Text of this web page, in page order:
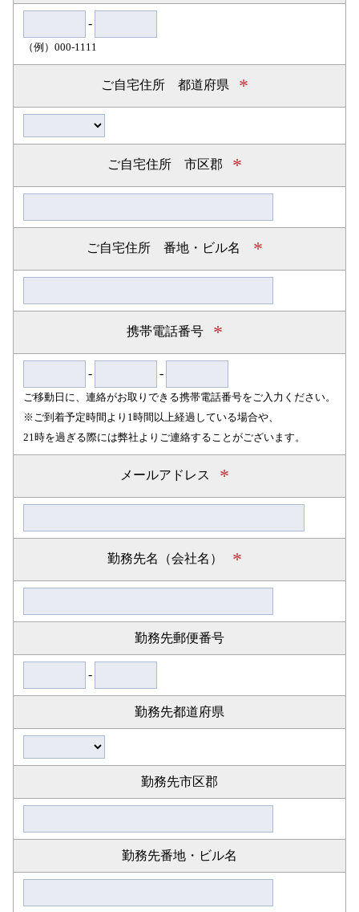
-
（例）000-1111
ご自宅住所 都道府県 *
ご自宅住所 市区郡 *
ご自宅住所 番地・ビル名 *
携帯電話番号 *
- -
ご移動日に、連絡がお取りできる携帯電話番号をご入力ください。
※ご到着予定時間より1時間以上経過している場合や、
21時を過ぎる際には弊社よりご連絡することがございます。
メールアドレス *
勤務先名（会社名） *
勤務先郵便番号
-
勤務先都道府県
勤務先市区郡
勤務先番地・ビル名